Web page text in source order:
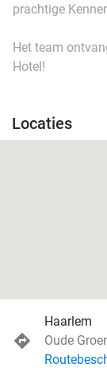
prachtige
Het team
Hotel!
Locaties
Haarlem
Oude